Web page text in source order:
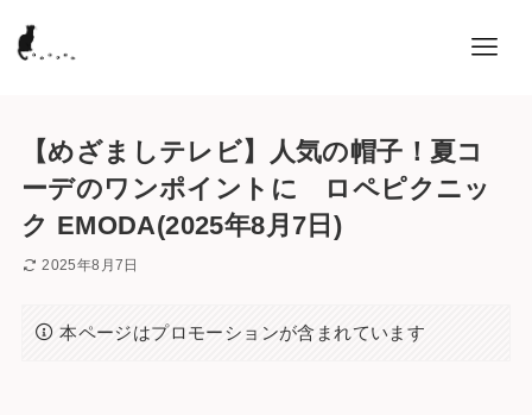
【めざましテレビ】人気の帽子！夏コ
ーデのワンポイントに ロペピクニッ
ク EMODA(2025年8月7日)
2025年8月7日
本ページはプロモーションが含まれています